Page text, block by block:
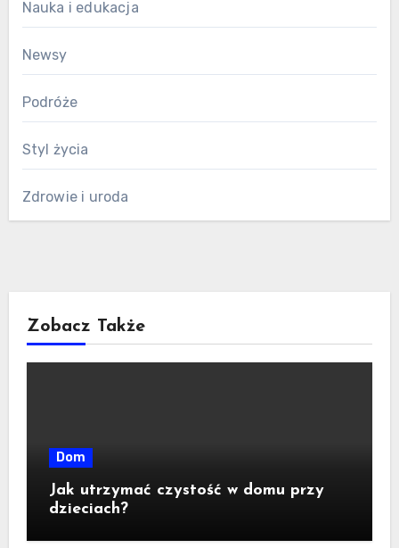
Nauka i edukacja
Newsy
Podróże
Styl życia
Zdrowie i uroda
Zobacz Także
Dom
Jak utrzymać czystość w domu przy
dzieciach?